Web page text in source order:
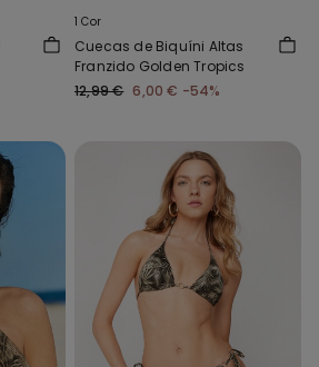
1 Cor
Cuecas de Biquíni Altas
Franzido Golden Tropics
12,99 € 6,00 € -54%